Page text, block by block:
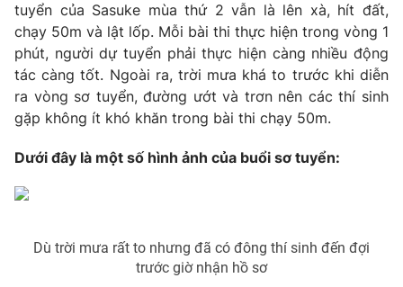
Thị trường
Tư vấn
Lịch phát sóng
Chuyên mục khác
Emagazine Podcast
Photo Infographic
VTV Thể thao
tuyển của Sasuke mùa thứ 2 vẫn là lên xà, hít đất,
chạy 50m và lật lốp. Mỗi bài thi thực hiện trong vòng 1
phút, người dự tuyển phải thực hiện càng nhiều động
tác càng tốt. Ngoài ra, trời mưa khá to trước khi diễn
ra vòng sơ tuyển, đường ướt và trơn nên các thí sinh
gặp không ít khó khăn trong bài thi chạy 50m.
Dưới đây là một số hình ảnh của buổi sơ tuyển:
Dù trời mưa rất to nhưng đã có đông thí sinh đến đợi
trước giờ nhận hồ sơ